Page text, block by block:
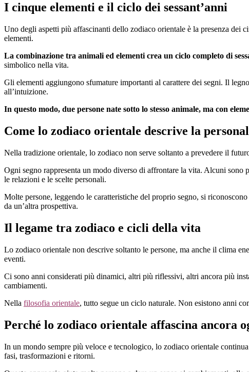
I cinque elementi e il ciclo dei sessant’anni
Uno degli aspetti più affascinanti dello zodiaco orientale è la presenza dei
elementi.
La combinazione tra animali ed elementi crea un ciclo completo di
simbolico nella vita.
Gli elementi aggiungono sfumature importanti al carattere dei segni. Il
all’intuizione.
In questo modo, due persone nate sotto lo stesso animale, ma con
Come lo zodiaco orientale descrive la
Nella tradizione orientale, lo zodiaco non serve soltanto a prevedere il
Ogni segno rappresenta un modo diverso di affrontare la vita. Alcuni
le relazioni e le scelte personali.
Molte persone, leggendo le caratteristiche del proprio segno, si
da un’altra prospettiva.
Il legame tra zodiaco e cicli della vita
Lo zodiaco orientale non descrive soltanto le persone, ma anche il clima
eventi.
Ci sono anni considerati più dinamici, altri più riflessivi, altri ancora più
cambiamenti.
Nella filosofia orientale, tutto segue un ciclo naturale. Non esistono anni
Perché lo zodiaco orientale affascina ancora
In un mondo sempre più veloce e tecnologico, lo zodiaco orientale
fasi, trasformazioni e ritorni.